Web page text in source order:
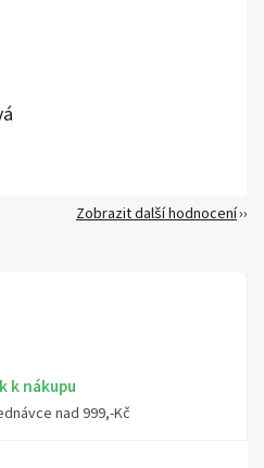
k nákupu
nad 999,-Kč
Zobrazit další hodnocení